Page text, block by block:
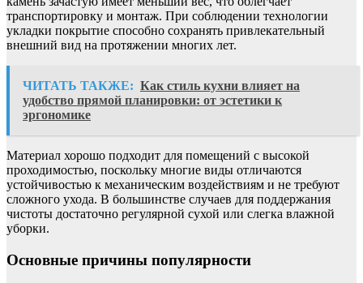
транспортировку и монтаж. При соблюдении технологии
укладки покрытие способно сохранять привлекательный
внешний вид на протяжении многих лет.
ЧИТАТЬ ТАКЖЕ: Как стиль кухни влияет на
удобство прямой планировки: от эстетики к
эргономике
Материал хорошо подходит для помещений с высокой
проходимостью, поскольку многие виды отличаются
устойчивостью к механическим воздействиям и не требуют
сложного ухода. В большинстве случаев для поддержания
чистоты достаточно регулярной сухой или слегка влажной
уборки.
Основные причины популярности